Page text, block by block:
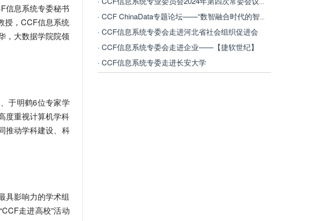
信息系统专委秘书
授，CCF信息系统
，大数据学院院领
于明鹤6位专家学
度重视计算机学科
推动学科建设、科
具影响力的学术组
走进高校”活动
· CCF信息系统专业委员会2024年第四次常委会议成功召开
· CCF ChinaData专题论坛——“数智融合时代的智能信息系统”在海南博鳌成功举办
· CCF信息系统专委会走进河北省社会组织促进会
· CCF信息系统专委会走进企业——【捷软世纪】
· CCF信息系统专委走进长安大学